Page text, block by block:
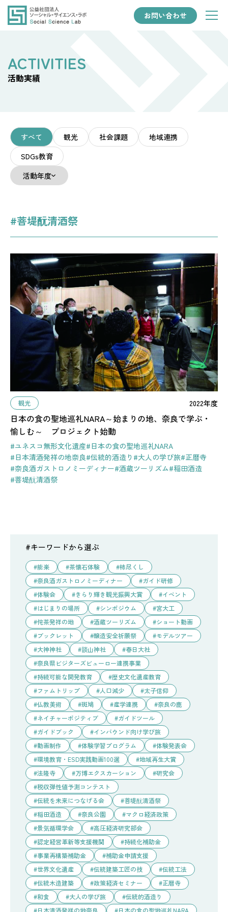
お問い合わせ
活動実績
すべて 観光 社会課題
地域連携
SDGs教育
活動年度
#菩堤酛清酒祭
観光 2022年度
日本の食の聖地巡礼NARA～始まりの地、奈良で学ぶ・
愉しむ～ プロジェクト始動
#ユネスコ無形文化遺産#日本の食の聖地巡礼NARA
#日本清酒発祥の地奈良#伝統的酒造り #大人の学び旅#正暦寺
#奈良酒ガストロノミーディナー#酒蔵ツーリズム#稲田酒造
#菩堤酛清酒祭
#キーワードから選ぶ
能楽 茶懐石体験
柿尽くし
奈良酒ガストロノミーディナー
ガイド研修
体験会
きらり輝き観光振興大賞
イベント
はじまりの場所
シンポジウム
宮大工
侘茶発祥の地
酒蔵ツーリズム
ショート動画
ブックレット
醸造安全祈願祭
モデルツアー
大神神社
談山神社
春日大社
奈良県ビジターズビューロー連携事業
持続可能な開発教育
歴史文化遺産教育
ファムトリップ
人口減少
太子信仰
仏教美術
斑鳩 産学連携
奈良の鹿
ネイチャーポジティブ
ガイドツール
ガイドブック
インバウンド向け学び旅
動画制作
体験学習プログラム
体験発表会
環境教育・ESD実践動画100選
地域再生大賞
法隆寺
万博エクスカーション
研究会
税収弾性値予測コンテスト
伝統を未来につなげる会
菩堤酛清酒祭
稲田酒造
奈良公園
マクロ経済政策
景気循環学会
高圧経済研究部会
認定経営革新等支援機関
持続化補助金
事業再構築補助金
補助金申請支援
世界文化遺産
伝統建築工匠の技
伝統工法
伝統木造建築
政策経済セミナー
正暦寺
和食
大人の学び旅
伝統的酒造り